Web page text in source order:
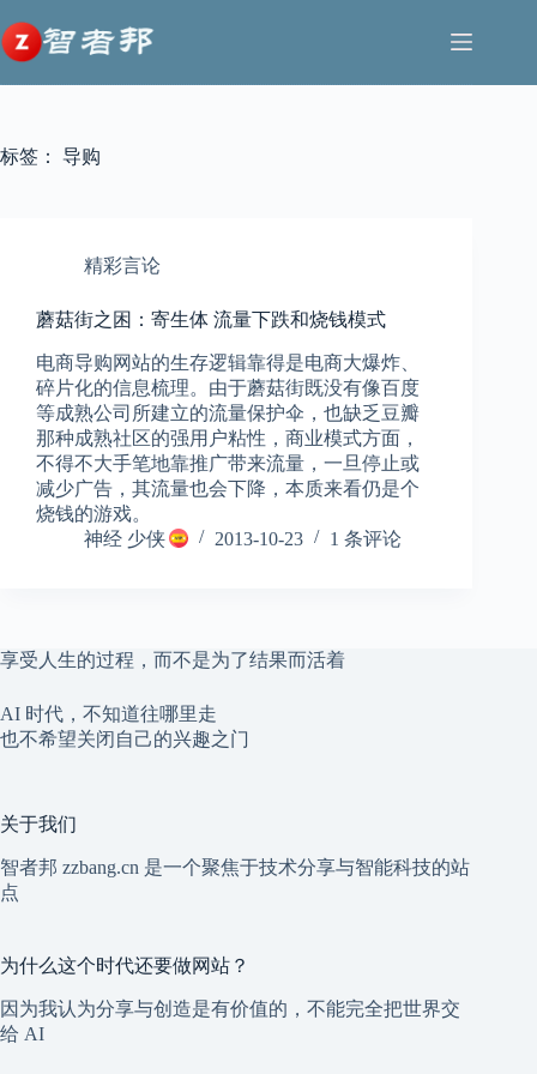
至
内
容
标签： 导购
精彩言论
蘑菇街之困：寄生体 流量下跌和烧钱模式
电商导购网站的生存逻辑靠得是电商大爆炸、
碎片化的信息梳理。由于蘑菇街既没有像百度
等成熟公司所建立的流量保护伞，也缺乏豆瓣
那种成熟社区的强用户粘性，商业模式方面，
不得不大手笔地靠推广带来流量，一旦停止或
减少广告，其流量也会下降，本质来看仍是个
烧钱的游戏。
神经 少侠
2013-10-23 1 条评论
享受人生的过程，而不是为了结果而活着
AI 时代，不知道往哪里走
也不希望关闭自己的兴趣之门
关于我们
智者邦 zzbang.cn 是一个聚焦于技术分享与智能科技的站
点
为什么这个时代还要做网站？
因为我认为分享与创造是有价值的，不能完全把世界交
给 AI